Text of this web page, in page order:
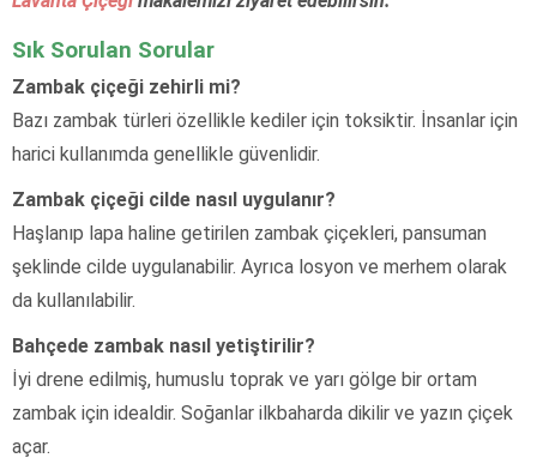
Sık Sorulan Sorular
Zambak çiçeği zehirli mi?
Bazı zambak türleri özellikle kediler için toksiktir. İnsanlar için
harici kullanımda genellikle güvenlidir.
Zambak çiçeği cilde nasıl uygulanır?
Haşlanıp lapa haline getirilen zambak çiçekleri, pansuman
şeklinde cilde uygulanabilir. Ayrıca losyon ve merhem olarak
da kullanılabilir.
Bahçede zambak nasıl yetiştirilir?
İyi drene edilmiş, humuslu toprak ve yarı gölge bir ortam
zambak için idealdir. Soğanlar ilkbaharda dikilir ve yazın çiçek
açar.